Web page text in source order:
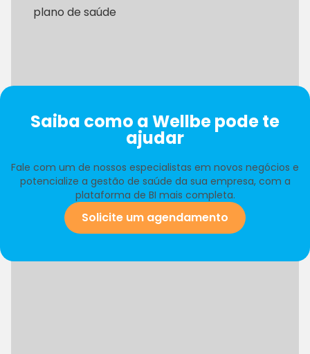
plano de saúde
Saiba como a Wellbe pode te
ajudar
Fale com um de nossos especialistas em novos negócios e
potencialize a gestão de saúde da sua empresa, com a
plataforma de BI mais completa.
Solicite um agendamento